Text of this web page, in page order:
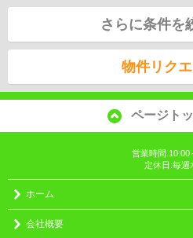
さらに条件を
物件リク
ページト
営業時間:10:00
定休日:毎週
ホーム
会社概要